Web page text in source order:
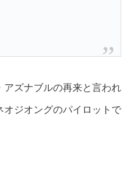
ズナブルの再来と言われ
オジオングのパイロットで